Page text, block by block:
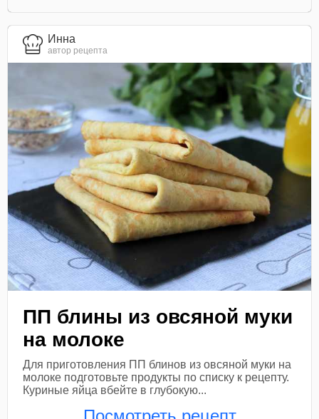
Инна
автор рецепта
ПП блины из овсяной муки
на молоке
Для приготовления ПП блинов из овсяной муки на
молоке подготовьте продукты по списку к рецепту.
Куриные яйца вбейте в глубокую...